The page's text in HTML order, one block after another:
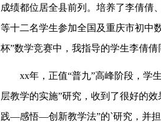
成绩都位居全县前列。培养了李倩倩
等十二名学生参加全国及重庆市初中
杯”数学竞赛中，我指导的学生李倩
xx年，正值“普九”高峰阶段，学
层教学的实施”研究，收到了很好的
践—感悟—创新教学法”的`研究，并